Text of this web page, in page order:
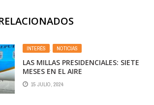
INTERÉS , NOTICIAS
LAS MILLAS PRESIDENCIALES: SIETE
MESES EN EL AIRE
15 JULIO, 2024